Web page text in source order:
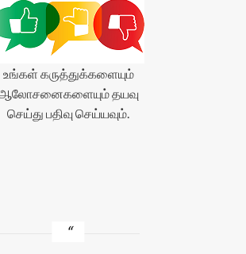
உங்கள் கருத்துக்களையும்
தயவு
செய்து பதிவு செய்யவும்.